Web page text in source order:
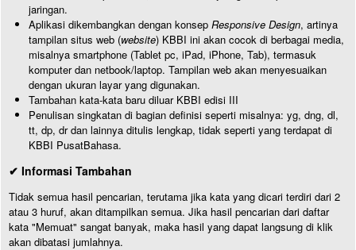
jaringan.
Aplikasi dikembangkan dengan konsep Responsive Design, artinya
tampilan situs web (website) KBBI ini akan cocok di berbagai media,
misalnya smartphone (Tablet pc, iPad, iPhone, Tab), termasuk
komputer dan netbook/laptop. Tampilan web akan menyesuaikan
dengan ukuran layar yang digunakan.
Tambahan kata-kata baru diluar KBBI edisi III
Penulisan singkatan di bagian definisi seperti misalnya: yg, dng, dl,
tt, dp, dr dan lainnya ditulis lengkap, tidak seperti yang terdapat di
KBBI PusatBahasa.
✔ Informasi Tambahan
Tidak semua hasil pencarian, terutama jika kata yang dicari terdiri dari 2
atau 3 huruf, akan ditampilkan semua. Jika hasil pencarian dari daftar
kata "Memuat" sangat banyak, maka hasil yang dapat langsung di klik
akan dibatasi jumlahnya.